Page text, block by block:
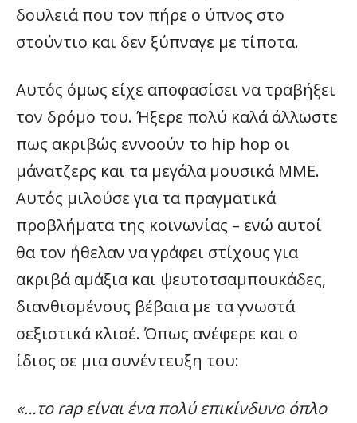
δουλειά που τον πήρε ο ύπνος στο
στούντιο και δεν ξύπναγε με τίποτα.
Αυτός όμως είχε αποφασίσει να τραβήξει
τον δρόμο του. Ήξερε πολύ καλά άλλωστε
πως ακριβώς εννοούν το hip hop οι
μάνατζερς και τα μεγάλα μουσικά ΜΜΕ.
Αυτός μιλούσε για τα πραγματικά
προβλήματα της κοινωνίας – ενώ αυτοί
θα τον ήθελαν να γράφει στίχους για
ακριβά αμάξια και ψευτοτσαμπουκάδες,
διανθισμένους βέβαια με τα γνωστά
σεξιστικά κλισέ. Όπως ανέφερε και ο
ίδιος σε μια συνέντευξη του:
«…τοrap είναι ένα πολύ επικίνδυνο όπλο